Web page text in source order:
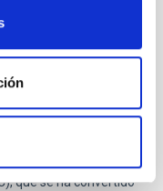
papel fundamental
y, en particular, en el
que se ha convertido